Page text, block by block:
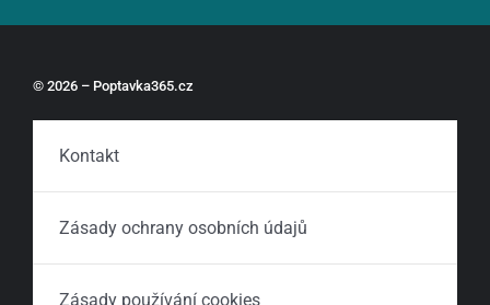
© 2026 – Poptavka365.cz
Kontakt
Zásady ochrany osobních údajů
Zásady používání cookies